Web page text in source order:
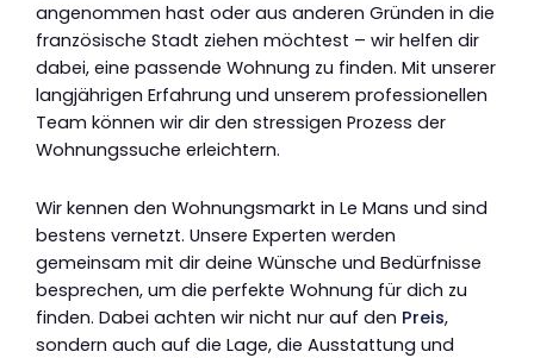
angenommen hast oder aus anderen Gründen in die
französische Stadt ziehen möchtest – wir helfen dir
dabei, eine passende Wohnung zu finden. Mit unserer
langjährigen Erfahrung und unserem professionellen
Team können wir dir den stressigen Prozess der
Wohnungssuche erleichtern.
Wir kennen den Wohnungsmarkt in Le Mans und sind
bestens vernetzt. Unsere Experten werden
gemeinsam mit dir deine Wünsche und Bedürfnisse
besprechen, um die perfekte Wohnung für dich zu
finden. Dabei achten wir nicht nur auf den Preis,
sondern auch auf die Lage, die Ausstattung und